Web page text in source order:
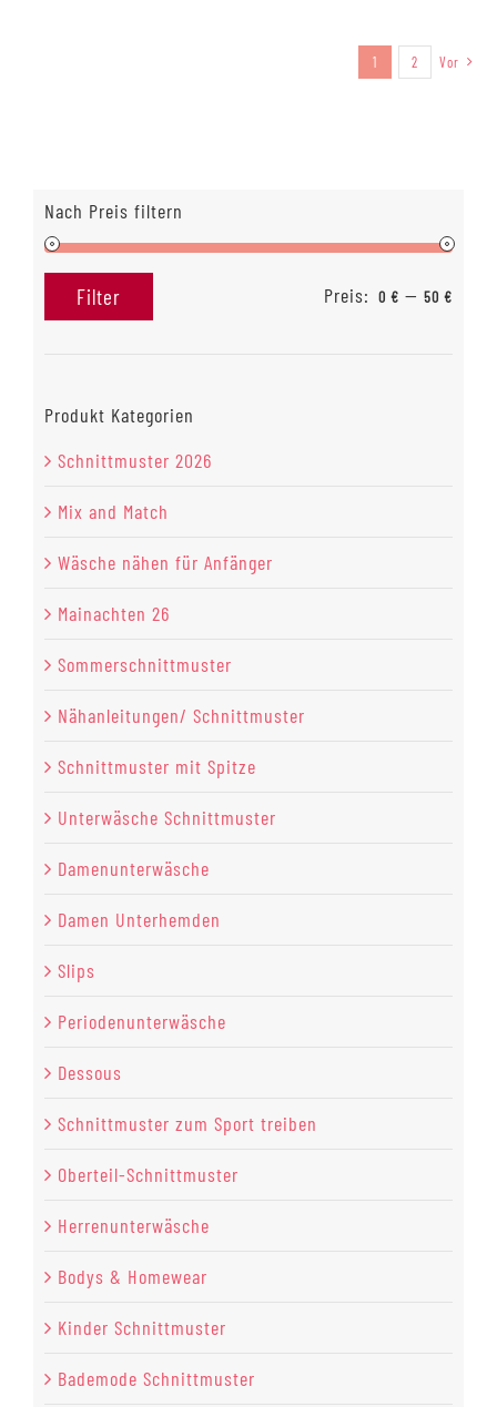
1 2 Vor
Nach Preis filtern
Filter Preis: 0 € — 50 €
Produkt Kategorien
Schnittmuster 2026
Mix and Match
Wäsche nähen für Anfänger
Mainachten 26
Sommerschnittmuster
Nähanleitungen/ Schnittmuster
Schnittmuster mit Spitze
Unterwäsche Schnittmuster
Damenunterwäsche
Damen Unterhemden
Slips
Periodenunterwäsche
Dessous
Schnittmuster zum Sport treiben
Oberteil-Schnittmuster
Herrenunterwäsche
Bodys & Homewear
Kinder Schnittmuster
Bademode Schnittmuster